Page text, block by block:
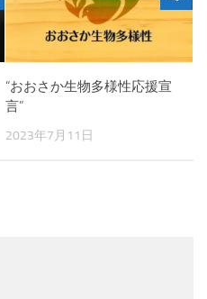
“おおさか生物多様性応援宣
言”
2023年7月11日